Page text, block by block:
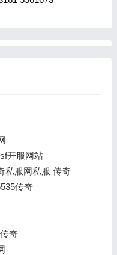
开服网站
私服网私服 传奇
传奇
奇